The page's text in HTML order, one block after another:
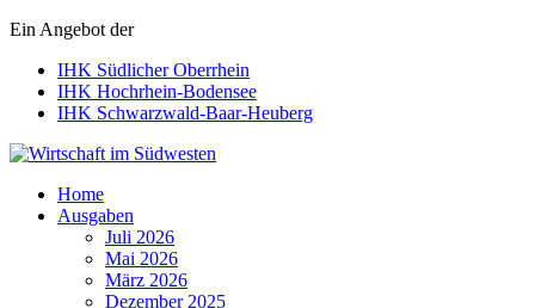
Ein Angebot der
IHK Südlicher Oberrhein
IHK Hochrhein-Bodensee
IHK Schwarzwald-Baar-Heuberg
Wirtschaft im Südwesten
Home
Ausgaben
Juli 2026
Mai 2026
März 2026
Dezember 2025